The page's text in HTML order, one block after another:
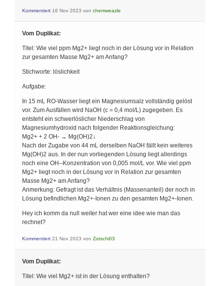
Kommentiert 16 Nov 2023 von chemweazle
Vom Duplikat:
Titel: Wie viel ppm Mg2+ liegt noch in der Lösung vor in Relation
zur gesamten Masse Mg2+ am Anfang?
Stichworte: löslichkeit
Aufgabe:
In 15 mL RO-Wasser liegt ein Magnesiumsalz vollständig gelöst
vor. Zum Ausfällen wird NaOH (c = 0,4 mol/L) zugegeben. Es
entsteht ein schwerlöslicher Niederschlag von
Magnesiumhydroxid nach folgender Reaktionsgleichung:
Mg2+ + 2 OH- → Mg(OH)2↓
Nach der Zugabe von 44 mL derselben NaOH fällt kein weiteres
Mg(OH)2 aus. In der nun vorliegenden Lösung liegt allerdings
noch eine OH--Konzentration von 0,005 mol/L vor. Wie viel ppm
Mg2+ liegt noch in der Lösung vor in Relation zur gesamten
Masse Mg2+ am Anfang?
Anmerkung: Gefragt ist das Verhältnis (Massenanteil) der noch in
Lösung befindlichen Mg2+-Ionen zu den gesamten Mg2+-Ionen.
Hey ich komm da null weiter hat wer eine idee wie man das
rechnet?
Kommentiert 21 Nov 2023 von Zotschi03
Vom Duplikat:
Titel: Wie viel Mg2+ ist in der Lösung enthalten?